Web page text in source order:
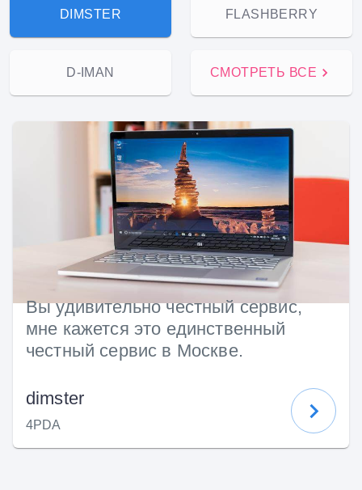
Вы удивительно честный сервис,
мне кажется это единственный
честный сервис в Москве.
dimster
4PDA
DIMSTER FLASHBERRY
D-IMAN СМОТРЕТЬ ВСЕ